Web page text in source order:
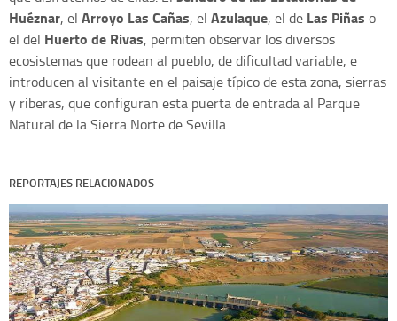
Huéznar, el Arroyo Las Cañas, el Azulaque, el de Las Piñas o
el del Huerto de Rivas, permiten observar los diversos
ecosistemas que rodean al pueblo, de dificultad variable, e
introducen al visitante en el paisaje típico de esta zona, sierras
y riberas, que configuran esta puerta de entrada al Parque
Natural de la Sierra Norte de Sevilla.
REPORTAJES RELACIONADOS